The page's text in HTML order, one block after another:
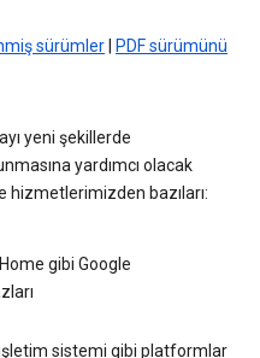
sürümler
PDF sürümünü
yeni şekillerde
yardımcı olacak
bazıları:
gibi Google
sistemi gibi platformlar